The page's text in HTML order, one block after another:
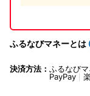
ふるなびマネーとは
決済方法： ふるなび
PayPay